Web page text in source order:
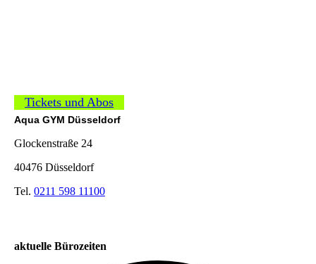
Tickets und Abos
Aqua GYM Düsseldorf
Glockenstraße 24
40476 Düsseldorf
Tel. 0211 598 11100
aktuelle Bürozeiten